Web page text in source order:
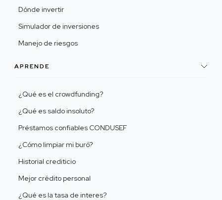
Dónde invertir
Simulador de inversiones
Manejo de riesgos
APRENDE
¿Qué es el crowdfunding?
¿Qué es saldo insoluto?
Préstamos confiables CONDUSEF
¿Cómo limpiar mi buró?
Historial crediticio
Mejor crédito personal
¿Qué es la tasa de interes?